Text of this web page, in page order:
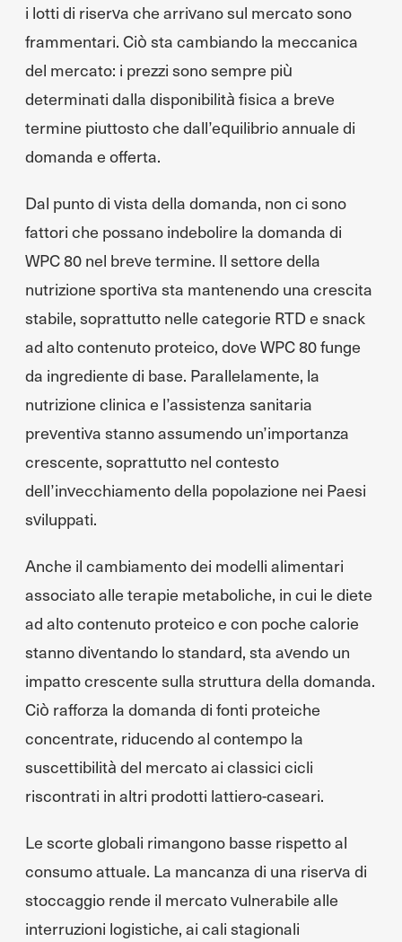
i lotti di riserva che arrivano sul mercato sono
frammentari. Ciò sta cambiando la meccanica
del mercato: i prezzi sono sempre più
determinati dalla disponibilità fisica a breve
termine piuttosto che dall’equilibrio annuale di
domanda e offerta.
Dal punto di vista della domanda, non ci sono
fattori che possano indebolire la domanda di
WPC 80 nel breve termine. Il settore della
nutrizione sportiva sta mantenendo una crescita
stabile, soprattutto nelle categorie RTD e snack
ad alto contenuto proteico, dove WPC 80 funge
da ingrediente di base. Parallelamente, la
nutrizione clinica e l’assistenza sanitaria
preventiva stanno assumendo un’importanza
crescente, soprattutto nel contesto
dell’invecchiamento della popolazione nei Paesi
sviluppati.
Anche il cambiamento dei modelli alimentari
associato alle terapie metaboliche, in cui le diete
ad alto contenuto proteico e con poche calorie
stanno diventando lo standard, sta avendo un
impatto crescente sulla struttura della domanda.
Ciò rafforza la domanda di fonti proteiche
concentrate, riducendo al contempo la
suscettibilità del mercato ai classici cicli
riscontrati in altri prodotti lattiero-caseari.
Le scorte globali rimangono basse rispetto al
consumo attuale. La mancanza di una riserva di
stoccaggio rende il mercato vulnerabile alle
interruzioni logistiche, ai cali stagionali